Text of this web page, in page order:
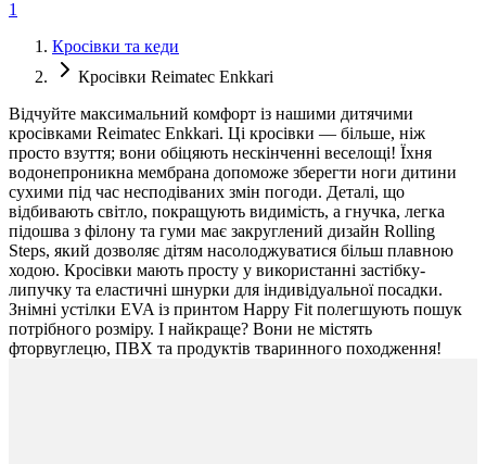
1
Кросівки та кеди
Кросівки Reimatec Enkkari
Відчуйте максимальний комфорт із нашими дитячими
кросівками Reimatec Enkkari. Ці кросівки — більше, ніж
просто взуття; вони обіцяють нескінченні веселощі! Їхня
водонепроникна мембрана допоможе зберегти ноги дитини
сухими під час несподіваних змін погоди. Деталі, що
відбивають світло, покращують видимість, а гнучка, легка
підошва з філону та гуми має закруглений дизайн Rolling
Steps, який дозволяє дітям насолоджуватися більш плавною
ходою. Кросівки мають просту у використанні застібку-
липучку та еластичні шнурки для індивідуальної посадки.
Знімні устілки EVA із принтом Happy Fit полегшують пошук
потрібного розміру. І найкраще? Вони не містять
фторвуглецю, ПВХ та продуктів тваринного походження!